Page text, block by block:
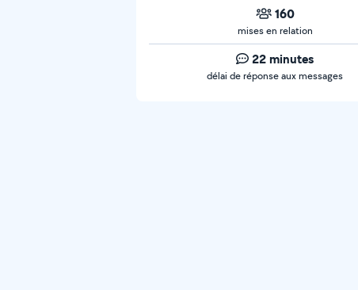
160
mises en relation
22 minutes
délai de réponse aux messages